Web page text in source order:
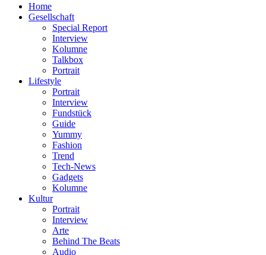
Home
Gesellschaft
Special Report
Interview
Kolumne
Talkbox
Portrait
Lifestyle
Portrait
Interview
Fundstück
Guide
Yummy
Fashion
Trend
Tech-News
Gadgets
Kolumne
Kultur
Portrait
Interview
Arte
Behind The Beats
Audio